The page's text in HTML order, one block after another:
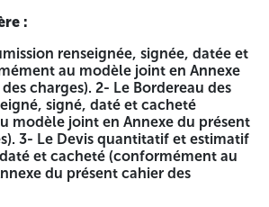
et Logistique
El Intissar Relizane
auprès de la banque BNA d'un
dinars algériens (5000 DA) non
les frais de documentation et
versement au compte bancaire :
BNA : 001 00869 0300 000 172/22
:
renseignée, signée, datée et
au modèle joint en Annexe
charges). 2- Le Bordereau des
signé, daté et cacheté
modèle joint en Annexe du présent
3- Le Devis quantitatif et estimatif
et cacheté (conformément au
du présent cahier des